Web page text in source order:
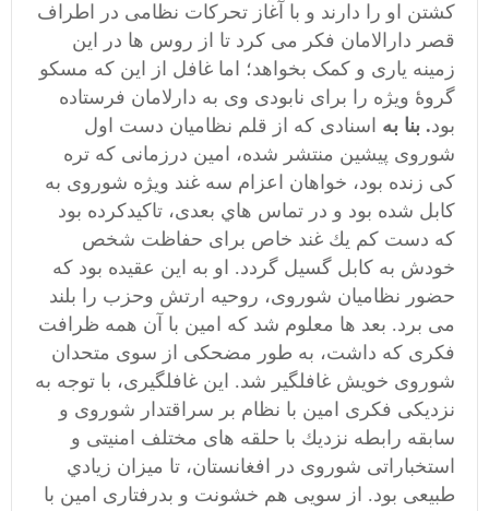
کشتن او را دارند و با آغاز تحرکات نظامی در اطراف
قصر دارالامان فکر می کرد تا از روس ها در این
زمینه یاری و کمک بخواهد؛ اما غافل از این که مسکو
گروۀ ویژه را برای نابودی وی به دارلامان فرستاده
بود. بنا به اسنادی كه از قلم نظاميان دست اول
شوروی پیشین منتشر شده،‌ امين درزمانی كه تره
كی زنده بود، خواهان اعزام سه غند ويژه شوروی به
كابل شده بود و در تماس هاي بعدی، تاكيدكرده بود
كه دست كم يك غند خاص برای حفاظت شخص
خودش به كابل گسيل گردد. او به اين عقيده بود كه
حضور نظاميان شوروی، روحيه ارتش وحزب را بلند
می برد. بعد ها معلوم شد که امين با آن همه ظرافت
فكری كه داشت، به طور مضحكی از سوی متحدان
شوروی خويش غافلگير شد. اين غافلگيری، با توجه به
نزديكی فكری امين با نظام بر سراقتدار شوروی و
سابقه رابطه نزديك با حلقه های مختلف امنيتی و
استخباراتی شوروی در افغانستان، ‌تا ميزان زيادي
طبيعی بود. از سویی هم خشونت و بدرفتاری امین با